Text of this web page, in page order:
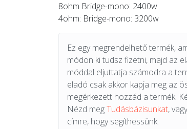
8ohm Bridge-mono: 2400w
4ohm: Bridge-mono: 3200w
Ez egy megrendelhető termék,
módon ki tudsz fizetni, majd az
móddal eljuttatja számodra a
eladó csak akkor kapja meg az
megérkezett hozzád a termék.
Nézd megTudásbázisunkat,
címre, hogy segíthessünk.